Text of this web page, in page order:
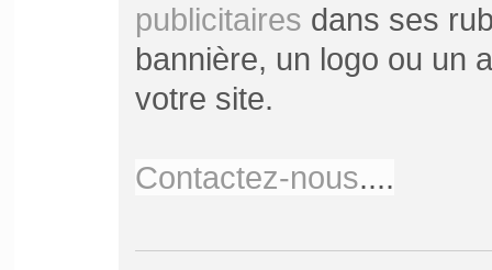
publicitaires dans ses
bannière, un logo ou un
votre site.
Contactez-nous....